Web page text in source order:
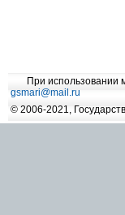
При использовании
gsmari@mail.ru
© 2006-2021,